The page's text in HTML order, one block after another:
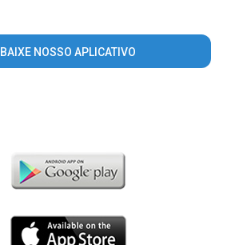
BAIXE NOSSO APLICATIVO